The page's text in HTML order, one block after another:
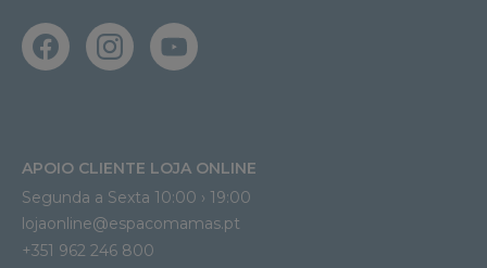
APOIO CLIENTE LOJA ONLINE
Segunda a Sexta 10:00 › 19:00
lojaonline@espacomamas.pt
+351 962 246 800